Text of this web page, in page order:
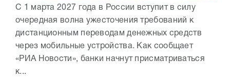
С 1 марта 2027 года в России вступит в силу
очередная волна ужесточения требований к
дистанционным переводам денежных средств
через мобильные устройства. Как сообщает
«РИА Новости», банки начнут присматриваться
к...